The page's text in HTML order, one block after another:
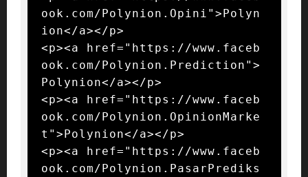
ook.com/Polynion.Opini">Polyn
ion</a></p>
<p><a href="https://www.faceb
ook.com/Polynion.Prediction">
Polynion</a></p>
<p><a href="https://www.faceb
ook.com/Polynion.OpinionMarke
t">Polynion</a></p>
<p><a href="https://www.faceb
ook.com/Polynion.PasarPrediks